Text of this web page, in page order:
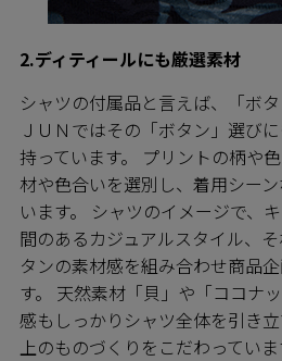
2.ディティールにも厳選素材
シャツの付属品と言えば、「ボ
ＪＵＮではその「ボタン」選び
持っています。 プリントの柄や
材や色合いを選別し、着用シー
います。 シャツのイメージで、
間のあるカジュアルスタイル、
タンの素材感を組み合わせ商品
す。 天然素材「貝」や「ココナ
感もしっかりシャツ全体を引き
上のものづくりをこだわっていま